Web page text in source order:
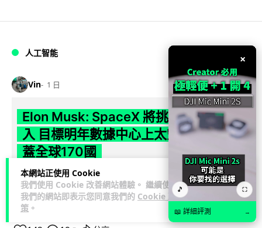
本網站正使用 Cookie
我們使用 Cookie 改善網站體驗。 繼續使用
我們的網站即表示您同意我們的 Cookie 政
策 。
人工智能
Vin 1 日
Elon Musk: SpaceX 將挑戰萬億年收
入 目標明年數據中心上太空 Starlink 覆
蓋全球170國
SpaceX 公佈最新第二季業績，受惠 Starlink 與 AI 業務帶動，
季度收入按年飆升 92% 至 78 億美元。行政總裁 Elon...
閱讀
全文
×
🎵 ⛶
📖 詳細評測 →